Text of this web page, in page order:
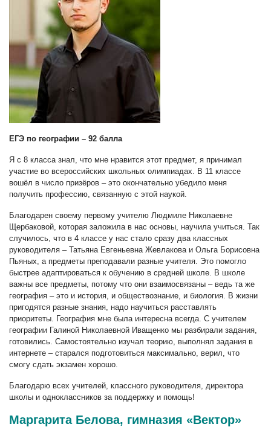
ЕГЭ по географии – 92 балла
Я с 8 класса знал, что мне нравится этот предмет, я принимал
участие во всероссийских школьных олимпиадах. В 11 классе
вошёл в число призёров – это окончательно убедило меня
получить профессию, связанную с этой наукой.
Благодарен своему первому учителю Людмиле Николаевне
Щербаковой, которая заложила в нас основы, научила учиться. Так
случилось, что в 4 классе у нас стало сразу два классных
руководителя – Татьяна Евгеньевна Жевлакова и Ольга Борисовна
Пьяных, а предметы преподавали разные учителя. Это помогло
быстрее адаптироваться к обучению в средней школе. В школе
важны все предметы, потому что они взаимосвязаны – ведь та же
география – это и история, и обществознание, и биология. В жизни
пригодятся разные знания, надо научиться расставлять
приоритеты. География мне была интересна всегда. С учителем
географии Галиной Николаевной Иващенко мы разбирали задания,
готовились. Самостоятельно изучал теорию, выполнял задания в
интернете – старался подготовиться максимально, верил, что
смогу сдать экзамен хорошо.
Благодарю всех учителей, классного руководителя, директора
школы и одноклассников за поддержку и помощь!
Маргарита Белова, гимназия «Вектор»